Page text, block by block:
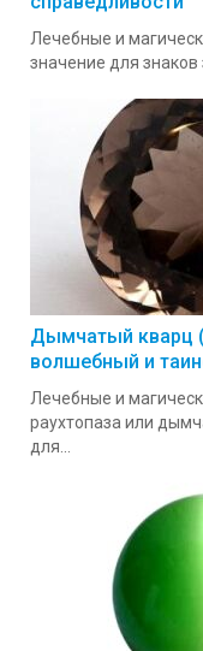
Лечебные и
значение для знаков
Дымчатый кварц
волшебный и
Лечебные и
раухтопаза или
для...